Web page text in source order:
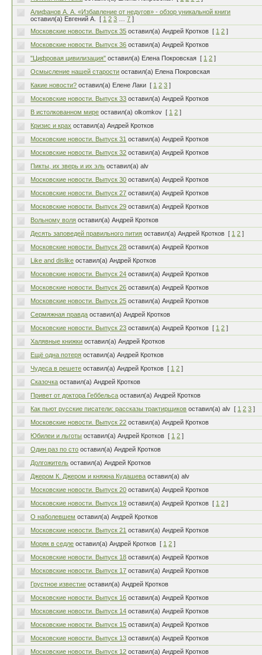
Алифанов А. А. «Избавление от недугов» - обзор уникальной книги
оставил(а) Евгений А.
[ 1 2 3 …7 ]
Московские новости. Выпуск 35 оставил(а) Андрей Кротков [ 1 2 ]
Московские новости. Выпуск 36 оставил(а) Андрей Кротков
"Цифровая цивилизация" оставил(а) Елена Покровская [ 1 2 ]
Осмысление нашей старости оставил(а) Елена Покровская
Какие новости? оставил(а) Елене Лаки [ 1 2 3 ]
Московские новости. Выпуск 33 оставил(а) Андрей Кротков
В истолкованном мире оставил(а) olkomkov [ 1 2 ]
Кризис и крах оставил(а) Андрей Кротков
Московские новости. Выпуск 31 оставил(а) Андрей Кротков
Московские новости. Выпуск 32 оставил(а) Андрей Кротков
Пикты, их зверь и их эль оставил(а) alv
Московские новости. Выпуск 30 оставил(а) Андрей Кротков
Московские новости. Выпуск 27 оставил(а) Андрей Кротков
Московские новости. Выпуск 29 оставил(а) Андрей Кротков
Вольному воля оставил(а) Андрей Кротков
Десять заповедей правильного пития оставил(а) Андрей Кротков [ 1 2 ]
Московские новости. Выпуск 28 оставил(а) Андрей Кротков
Like and dislike оставил(а) Андрей Кротков
Московские новости. Выпуск 24 оставил(а) Андрей Кротков
Московские новости. Выпуск 26 оставил(а) Андрей Кротков
Московские новости. Выпуск 25 оставил(а) Андрей Кротков
Сермяжная правда оставил(а) Андрей Кротков
Московские новости. Выпуск 23 оставил(а) Андрей Кротков [ 1 2 ]
Халявные книжки оставил(а) Андрей Кротков
Ещё одна потеря оставил(а) Андрей Кротков
Чудеса в решете оставил(а) Андрей Кротков [ 1 2 ]
Сказочка оставил(а) Андрей Кротков
Привет от доктора Геббельса оставил(а) Андрей Кротков
Как пьют русские писатели: рассказы трактирщиков оставил(а) alv [ 1 2 3 ]
Московские новости. Выпуск 22 оставил(а) Андрей Кротков
Юбилеи и льготы оставил(а) Андрей Кротков [ 1 2 ]
Один раз по сто оставил(а) Андрей Кротков
Долгожитель оставил(а) Андрей Кротков
Джером К. Джером и княжна Кудашева оставил(а) alv
Московские новости. Выпуск 20 оставил(а) Андрей Кротков
Московские новости. Выпуск 19 оставил(а) Андрей Кротков [ 1 2 ]
О наболевшем оставил(а) Андрей Кротков
Московские новости. Выпуск 21 оставил(а) Андрей Кротков
Моряк в седле оставил(а) Андрей Кротков [ 1 2 ]
Московские новости. Выпуск 18 оставил(а) Андрей Кротков
Московские новости. Выпуск 17 оставил(а) Андрей Кротков
Грустное известие оставил(а) Андрей Кротков
Московские новости. Выпуск 16 оставил(а) Андрей Кротков
Московские новости. Выпуск 14 оставил(а) Андрей Кротков
Московские новости. Выпуск 15 оставил(а) Андрей Кротков
Московские новости. Выпуск 13 оставил(а) Андрей Кротков
Московские новости. Выпуск 12 оставил(а) Андрей Кротков